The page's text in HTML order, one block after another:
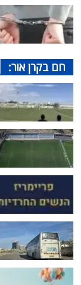
חם בקרן אור: